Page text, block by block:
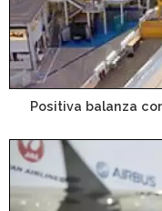
Positiva balanza